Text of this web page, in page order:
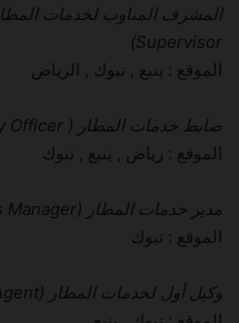
Supervisor)
الموقع : ينبع , تبوك , الرياض
ضابط خدمات المطار ( Airport Services Duty Officer)
الموقع : رياض , ينبع , تبوك
مدير خدمات المطار (Airport Services Manager)
الموقع : تبوك
وكيل أول لخدمات المطار (Senior Airport Services Agent)